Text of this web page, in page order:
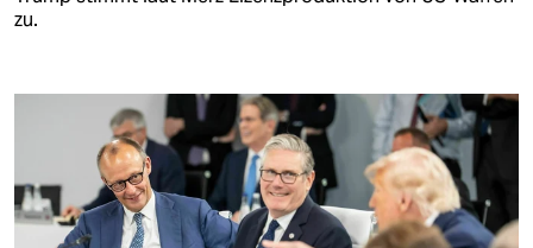
zu.